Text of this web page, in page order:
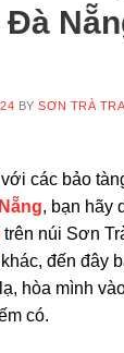
Đà
BYSƠN TRÀ
các bảo
, bạn hãy
trên núi Sơn
đến đây
hòa mình
có.